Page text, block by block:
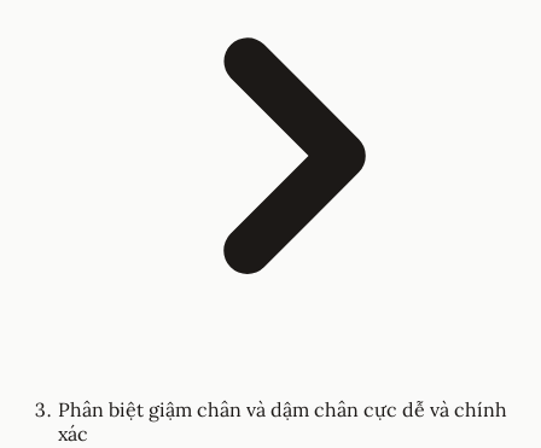
Phân biệt giậm chân và dậm chân cực dễ và chính
xác